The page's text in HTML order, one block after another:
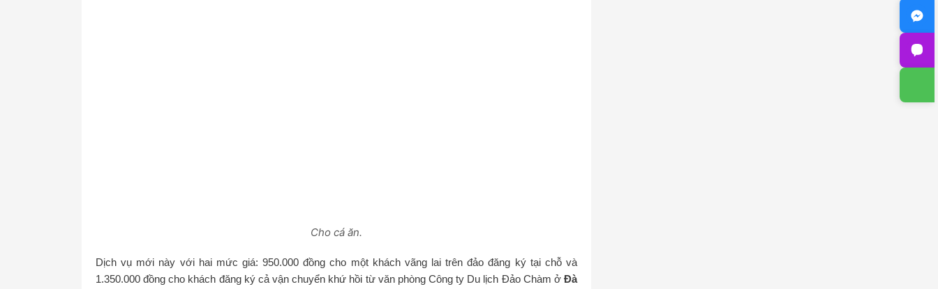
Cho cá ăn.
Dịch vụ mới này với hai mức giá: 950.000 đồng cho một khách vãng lai trên đảo đăng ký tại chỗ và
1.350.000 đồng cho khách đăng ký cả vận chuyển khứ hồi từ văn phòng Công ty Du lịch Đảo Chàm ở Đà